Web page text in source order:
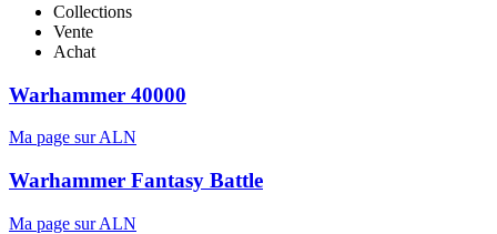
Collections
Vente
Achat
Warhammer 40000
Ma page sur ALN
Warhammer Fantasy Battle
Ma page sur ALN